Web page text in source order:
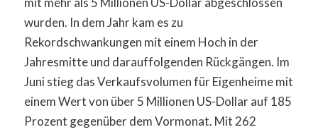
wurden. In dem Jahr kam es zu
Rekordschwankungen mit einem Hoch in der
Jahresmitte und darauffolgenden Rückgängen. Im
Juni stieg das Verkaufsvolumen für Eigenheime mit
einem Wert von über 5 Millionen US-Dollar auf 185
Prozent gegenüber dem Vormonat. Mit 262